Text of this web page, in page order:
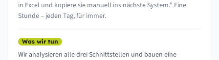
in Excel und kopiere sie manuell ins nächste System." Eine
Stunde – jeden Tag, für immer.
Was wir tun
Wir analysieren alle drei Schnittstellen und bauen eine